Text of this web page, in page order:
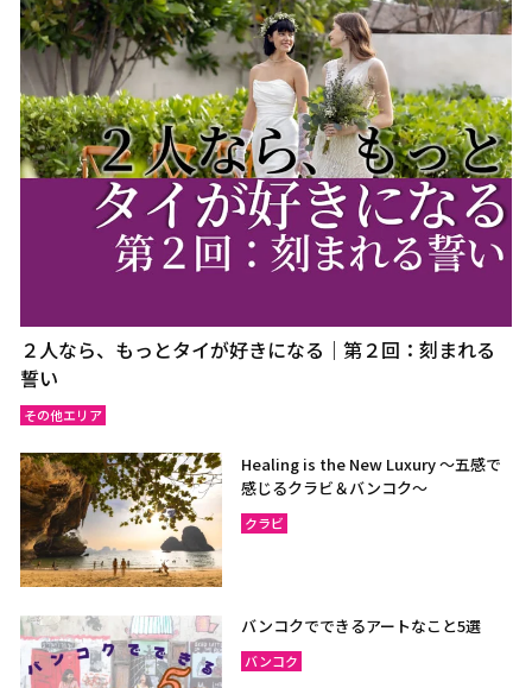
２人なら、もっとタイが好きになる｜第２回：刻まれる
誓い
その他エリア
Healing is the New Luxury ～五感で
感じるクラビ＆バンコク～
クラビ
バンコクでできるアートなこと5選
バンコク